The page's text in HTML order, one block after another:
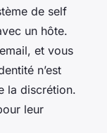
de self
un hôte.
et vous
n’est
la discrétion.
leur